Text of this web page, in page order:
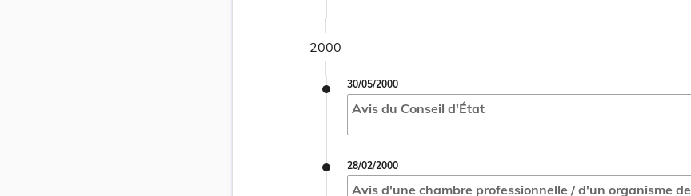
2000
30/05/2000
Avis du Conseil d'État
28/02/2000
Avis d'une chambre professionnelle / d'un organisme de